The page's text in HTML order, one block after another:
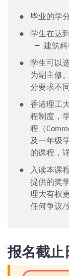
毕业的学
学生在达
建筑
学生可以
为副主修
分要求不
香港理工
程制度，
程（
及一年级
的课程，
入读本课
提供的奖
理大有权
任何争议/
报名截止